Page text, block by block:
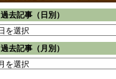
過去記事（日別）
過去記事（月別）